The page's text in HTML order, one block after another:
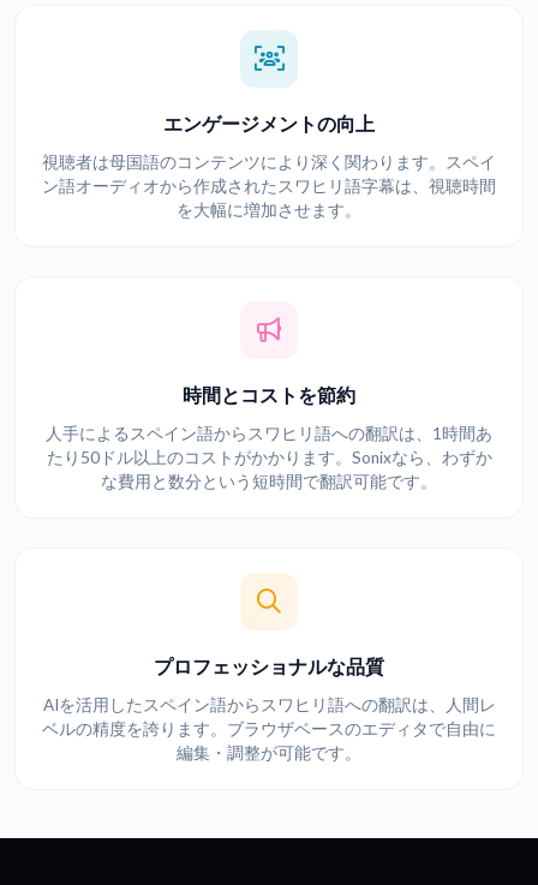
エンゲージメントの向上
視聴者は母国語のコンテンツにより深く関わります。スペイ
ン語オーディオから作成されたスワヒリ語字幕は、視聴時間
を大幅に増加させます。
時間とコストを節約
人手によるスペイン語からスワヒリ語への翻訳は、1時間あ
たり50ドル以上のコストがかかります。Sonixなら、わずか
な費用と数分という短時間で翻訳可能です。
プロフェッショナルな品質
AIを活用したスペイン語からスワヒリ語への翻訳は、人間レ
ベルの精度を誇ります。ブラウザベースのエディタで自由に
編集・調整が可能です。